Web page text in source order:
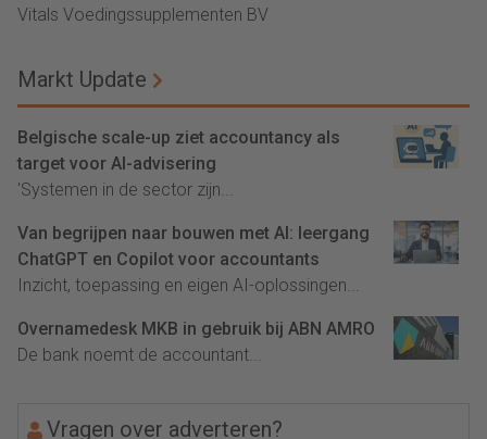
Vitals Voedingssupplementen BV
Markt Update
Belgische scale-up ziet accountancy als
target voor AI-advisering
'Systemen in de sector zijn...
Van begrijpen naar bouwen met AI: leergang
ChatGPT en Copilot voor accountants
Inzicht, toepassing en eigen AI-oplossingen...
Overnamedesk MKB in gebruik bij ABN AMRO
De bank noemt de accountant...
Vragen over adverteren?